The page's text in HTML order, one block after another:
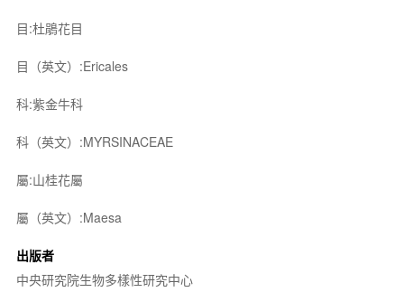
目:杜鵑花目
目（英文）:Ericales
科:紫金牛科
科（英文）:MYRSINACEAE
屬:山桂花屬
屬（英文）:Maesa
出版者
中央研究院生物多樣性研究中心